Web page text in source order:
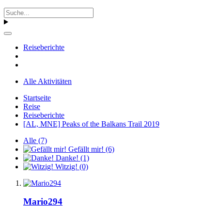
Reiseberichte
Alle Aktivitäten
Startseite
Reise
Reiseberichte
[AL, MNE] Peaks of the Balkans Trail 2019
Alle (7)
Gefällt mir! (6)
Danke! (1)
Witzig! (0)
Mario294